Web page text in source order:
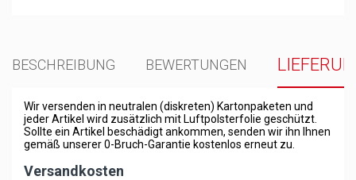
BESCHREIBUNG BEWERTUNGEN
Wir versenden in neutralen (diskreten) Kartonpaketen und
jeder Artikel wird zusätzlich mit Luftpolsterfolie geschützt.
Sollte ein Artikel beschädigt ankommen, senden wir ihn Ihnen
gemäß unserer 0-Bruch-Garantie kostenlos erneut zu.
Versandkosten